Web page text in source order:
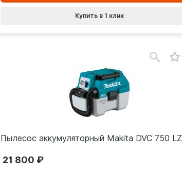
Купить в 1 клик
Пылесос аккумуляторный Makita DVC 750 LZ
21 800